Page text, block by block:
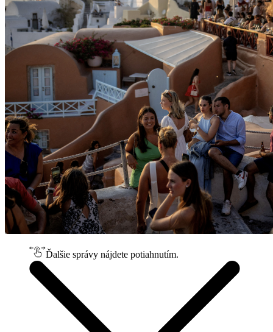
Ďalšie správy nájdete potiahnutím.